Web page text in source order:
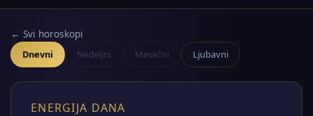
← Svi horoskopi
Dnevni Nedeljni Mesečni Ljubavni
ENERGIJA DANA